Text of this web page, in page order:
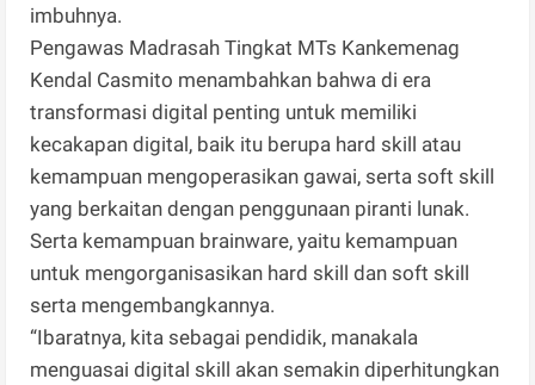
imbuhnya.
Pengawas Madrasah Tingkat MTs Kankemenag
Kendal Casmito menambahkan bahwa di era
transformasi digital penting untuk memiliki
kecakapan digital, baik itu berupa hard skill atau
kemampuan mengoperasikan gawai, serta soft skill
yang berkaitan dengan penggunaan piranti lunak.
Serta kemampuan brainware, yaitu kemampuan
untuk mengorganisasikan hard skill dan soft skill
serta mengembangkannya.
“Ibaratnya, kita sebagai pendidik, manakala
menguasai digital skill akan semakin diperhitungkan